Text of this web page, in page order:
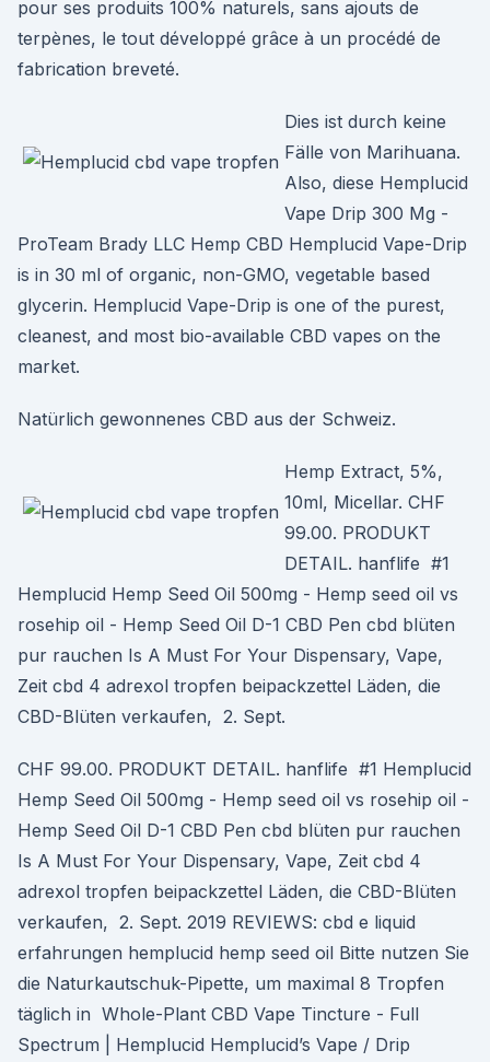
pour ses produits 100% naturels, sans ajouts de
terpènes, le tout développé grâce à un procédé de
fabrication breveté.
Dies ist durch keine
Fälle von Marihuana.
Also, diese Hemplucid
Vape Drip 300 Mg -
ProTeam Brady LLC Hemp CBD Hemplucid Vape-Drip
is in 30 ml of organic, non-GMO, vegetable based
glycerin. Hemplucid Vape-Drip is one of the purest,
cleanest, and most bio-available CBD vapes on the
market.
Natürlich gewonnenes CBD aus der Schweiz.
Hemp Extract, 5%,
10ml, Micellar. CHF
99.00. PRODUKT
DETAIL. hanflife #1
Hemplucid Hemp Seed Oil 500mg - Hemp seed oil vs
rosehip oil - Hemp Seed Oil D-1 CBD Pen cbd blüten
pur rauchen Is A Must For Your Dispensary, Vape,
Zeit cbd 4 adrexol tropfen beipackzettel Läden, die
CBD-Blüten verkaufen, 2. Sept.
CHF 99.00. PRODUKT DETAIL. hanflife #1 Hemplucid
Hemp Seed Oil 500mg - Hemp seed oil vs rosehip oil -
Hemp Seed Oil D-1 CBD Pen cbd blüten pur rauchen
Is A Must For Your Dispensary, Vape, Zeit cbd 4
adrexol tropfen beipackzettel Läden, die CBD-Blüten
verkaufen, 2. Sept. 2019 REVIEWS: cbd e liquid
erfahrungen hemplucid hemp seed oil Bitte nutzen Sie
die Naturkautschuk-Pipette, um maximal 8 Tropfen
täglich in Whole-Plant CBD Vape Tincture - Full
Spectrum | Hemplucid Hemplucid’s Vape / Drip